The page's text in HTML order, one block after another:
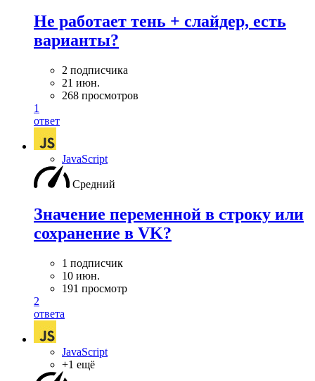
Не работает тень + слайдер, есть
варианты?
2 подписчика
21 июн.
268 просмотров
1
ответ
JavaScript
Средний
Значение переменной в строку или
сохранение в VK?
1 подписчик
10 июн.
191 просмотр
2
ответа
JavaScript
+1 ещё